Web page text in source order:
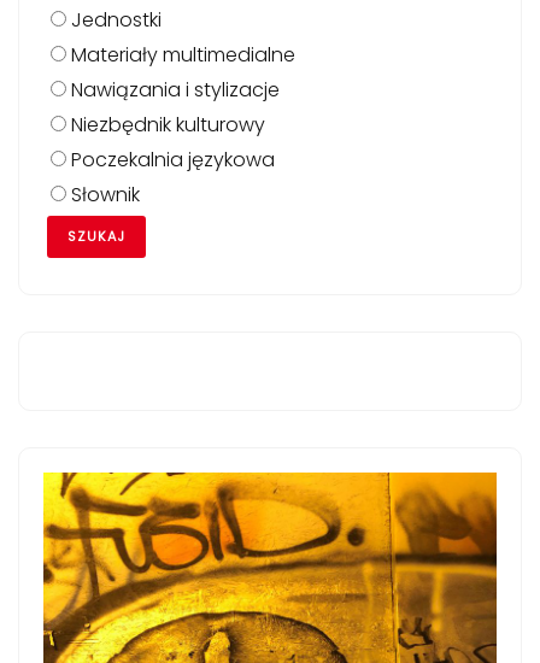
Jednostki
Materiały multimedialne
Nawiązania i stylizacje
Niezbędnik kulturowy
Poczekalnia językowa
Słownik